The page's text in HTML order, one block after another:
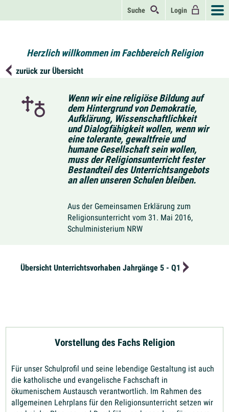
Suche Login
Herzlich willkommen im Fachbereich Religion
zurück zur Übersicht
Wenn wir eine religiöse Bildung auf
dem Hintergrund von Demokratie,
Aufklärung, Wissenschaftlichkeit
und Dialogfähigkeit wollen, wenn wir
eine tolerante, gewaltfreie und
humane Gesellschaft sein wollen,
muss der Religionsunterricht fester
Bestandteil des Unterrichtsangebots
an allen unseren Schulen bleiben.
Aus der Gemeinsamen Erklärung zum
Religionsunterricht vom 31. Mai 2016,
Schulministerium NRW
Übersicht Unterrichtsvorhaben Jahrgänge 5 - Q1
Vorstellung des Fachs Religion
Für unser Schulprofil und seine lebendige Gestaltung ist auch
die katholische und evangelische Fachschaft in
ökumenischem Austausch verantwortlich. Im Rahmen des
allgemeinen Lehrplans für den Religionsunterricht setzen wir